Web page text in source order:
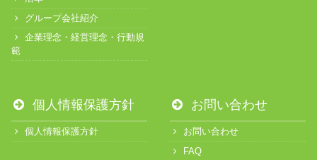
グループ会社紹介
企業理念・経営理念・行動規
範
個人情報保護方針
個人情報保護方針
お問い合わせ
お問い合わせ
FAQ